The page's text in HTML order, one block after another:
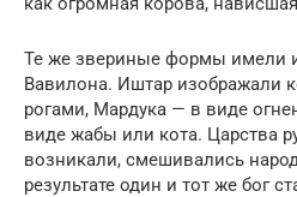
Те же звериные формы имели
Вавилона. Иштар изображали
рогами, Мардука — в виде
виде жабы или кота. Царства
возникали, смешивались
результате один и тот же бог